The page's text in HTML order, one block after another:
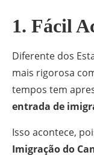
1. Fácil
Diferente dos
mais rigorosa
tempos tem
entrada de
Isso acontece,
Imigração do